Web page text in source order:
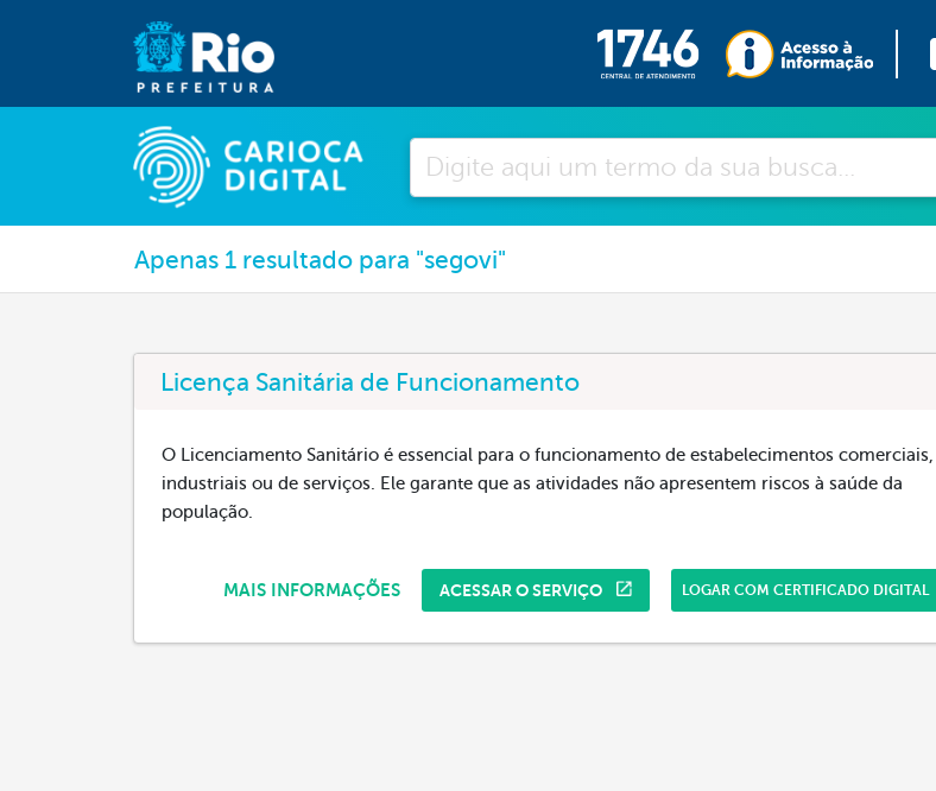
Pesquisar
Apenas 1 resultado para "segovi"
Licença Sanitária de Funcionamento
O Licenciamento Sanitário é essencial para o funcionamento de estabelecimentos comerciais,
industriais ou de serviços. Ele garante que as atividades não apresentem riscos à saúde da
população.
LOGAR COM CERTIFICADO DIGITAL
ACESSAR O SERVIÇO
MAIS INFORMAÇÕES